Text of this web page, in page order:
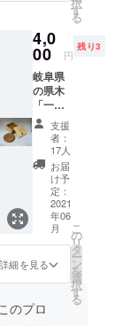
キが入
もある
と思い
ます。
ケヤキ
などは
高級木
材とし
て使用
されて
おり、
木目が
固く、
薪とし
て利用
すると
煙が少
なく燃
メリッ
トがあ
す
る
4,0
00 円
残り3
岐阜県
の県木
「一
位」を
削り出
して
作った
お茶請
けで
す。
昔、こ
の木で
笏(しゃ
く)を
作って
天皇に
さしあ
げたと
支援
者：
17人
お届
け予
定：
2021
年06
月
詳細を見る
こ
の
リ
タ
ー
ン
を
選
択
す
る
のプロ